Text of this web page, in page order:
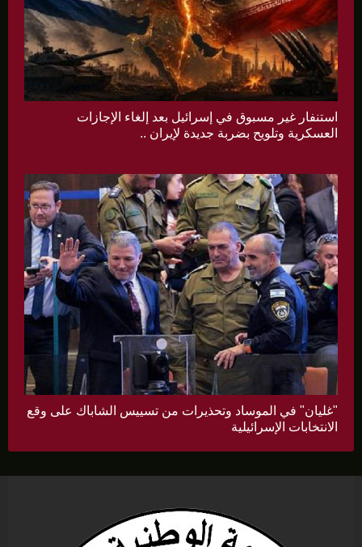
استنفار غير مسبوق في إسرائيل بعد إلغاء الإجازات
العسكرية وتلويح بضربة جديدة لإيران ..
"غليان" في الموساد وتحذيرات من تسييس الشاباك على وقع
الانتخابات الإسرائيلية